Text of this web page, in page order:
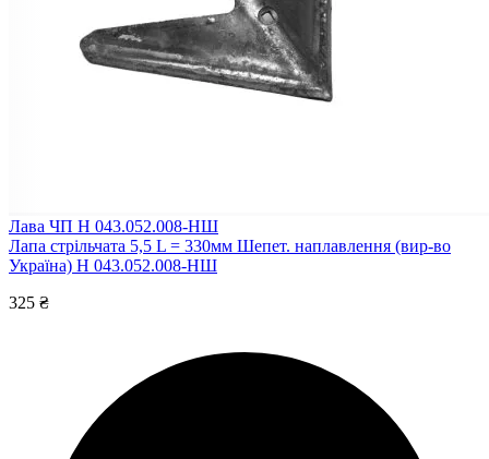
Лава ЧП Н 043.052.008-НШ
Лапа стрільчата 5,5 L = 330мм Шепет. наплавлення (вир-во
Україна) Н 043.052.008-НШ
325 ₴